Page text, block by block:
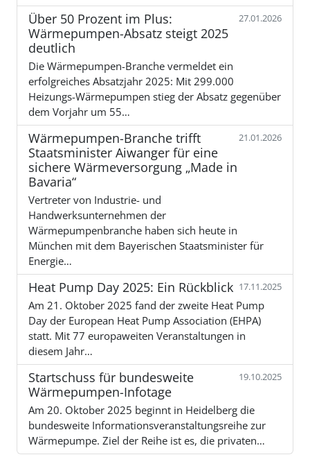
Über 50 Prozent im Plus:
Wärmepumpen-Absatz steigt 2025
deutlich
27.01.2026
Die Wärmepumpen-Branche vermeldet ein
erfolgreiches Absatzjahr 2025: Mit 299.000
Heizungs-Wärmepumpen stieg der Absatz gegenüber
dem Vorjahr um 55…
Wärmepumpen-Branche trifft
Staatsminister Aiwanger für eine
sichere Wärmeversorgung „Made in
Bavaria“
21.01.2026
Vertreter von Industrie- und
Handwerksunternehmen der
Wärmepumpenbranche haben sich heute in
München mit dem Bayerischen Staatsminister für
Energie…
Heat Pump Day 2025: Ein Rückblick 17.11.2025
Am 21. Oktober 2025 fand der zweite Heat Pump
Day der European Heat Pump Association (EHPA)
statt. Mit 77 europaweiten Veranstaltungen in
diesem Jahr…
Startschuss für bundesweite
Wärmepumpen-Infotage
19.10.2025
Am 20. Oktober 2025 beginnt in Heidelberg die
bundesweite Informationsveranstaltungsreihe zur
Wärmepumpe. Ziel der Reihe ist es, die privaten…